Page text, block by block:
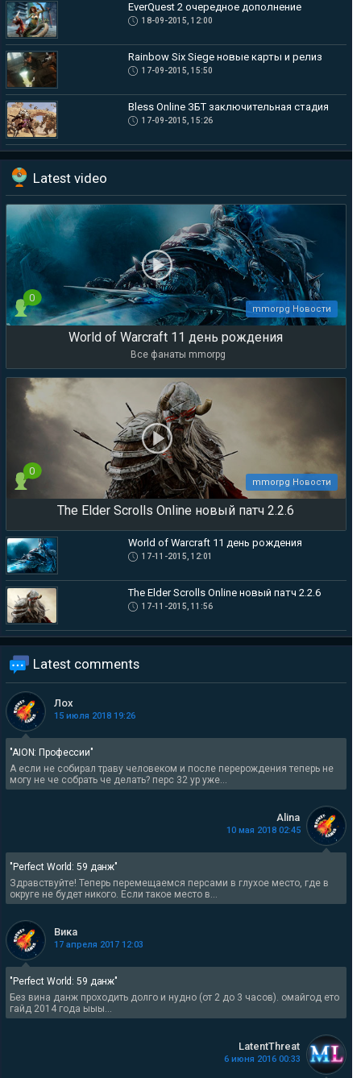
EverQuest 2 очередное дополнение
18-09-2015, 12:00
Rainbow Six Siege новые карты и релиз
17-09-2015, 15:50
Bless Online ЗБТ заключительная стадия
17-09-2015, 15:26
Latest video
0
mmorpg Новости
World of Warcraft 11 день рождения
Все фанаты mmorpg
0
mmorpg Новости
The Elder Scrolls Online новый патч 2.2.6
World of Warcraft 11 день рождения
17-11-2015, 12:01
The Elder Scrolls Online новый патч 2.2.6
17-11-2015, 11:56
Latest comments
"AION: Профессии"
А если не собирал траву человеком и после перерождения теперь не
могу не че собрать че делать? перс 32 ур уже...
Лох
15 июля 2018 19:26
"Perfect World: 59 данж"
Здравствуйте! Теперь перемещаемся персами в глухое место, где в
округе не будет никого. Если такое место в...
Alina
10 мая 2018 02:45
"Perfect World: 59 данж"
Без вина данж проходить долго и нудно (от 2 до 3 часов). омайгод ето
гайд 2014 года ыыы...
Вика
17 апреля 2017 12:03
LatentThreat
6 июня 2016 00:33